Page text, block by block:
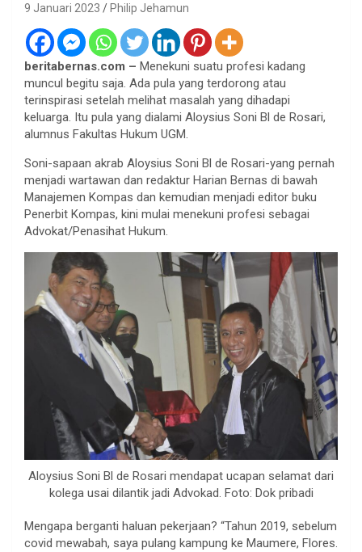
9 Januari 2023 Philip Jehamun
beritabernas.com – Menekuni suatu profesi kadang
muncul begitu saja. Ada pula yang terdorong atau
terinspirasi setelah melihat masalah yang dihadapi
keluarga. Itu pula yang dialami Aloysius Soni Bl de Rosari,
alumnus Fakultas Hukum UGM.
Soni-sapaan akrab Aloysius Soni Bl de Rosari-yang pernah
menjadi wartawan dan redaktur Harian Bernas di bawah
Manajemen Kompas dan kemudian menjadi editor buku
Penerbit Kompas, kini mulai menekuni profesi sebagai
Advokat/Penasihat Hukum.
Aloysius Soni Bl de Rosari mendapat ucapan selamat dari
kolega usai dilantik jadi Advokad. Foto: Dok pribadi
Mengapa berganti haluan pekerjaan? “Tahun 2019, sebelum
covid mewabah, saya pulang kampung ke Maumere, Flores.